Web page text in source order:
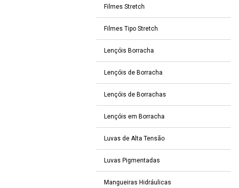
Filmes Stretch
Filmes Tipo Stretch
Lençóis Borracha
Lençóis de Borracha
Lençóis de Borrachas
Lençóis em Borracha
Luvas de Alta Tensão
Luvas Pigmentadas
Mangueiras Hidráulicas